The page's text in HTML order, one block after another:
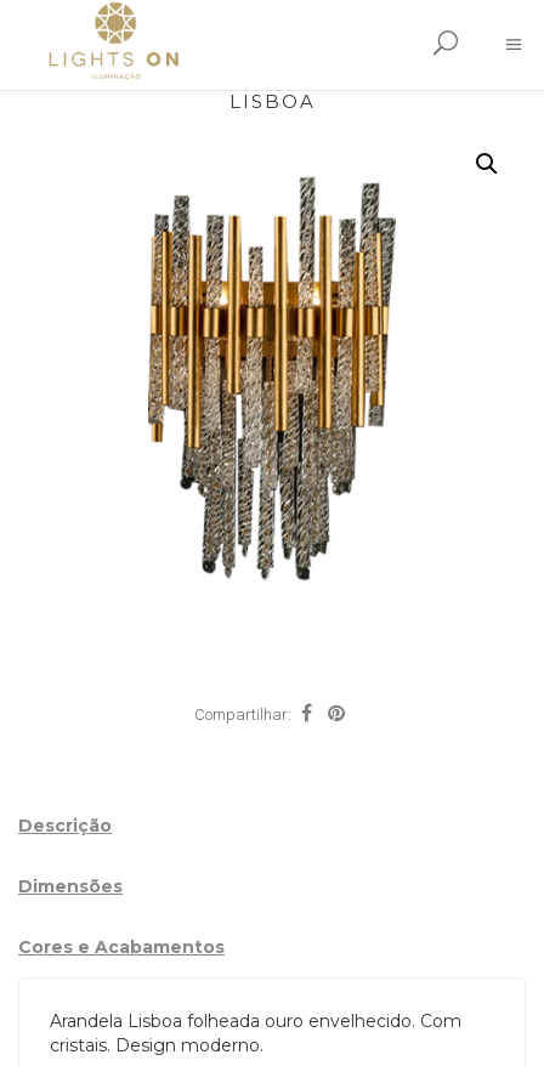
LISBOA
Compartilhar:
Descrição
Dimensões
Cores e Acabamentos
Arandela Lisboa folheada ouro envelhecido. Com
cristais. Design moderno.